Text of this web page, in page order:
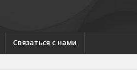
Связаться с нами